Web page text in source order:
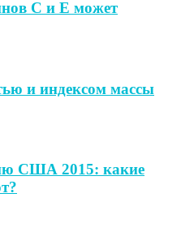
С и Е может
и индексом массы
США 2015: какие